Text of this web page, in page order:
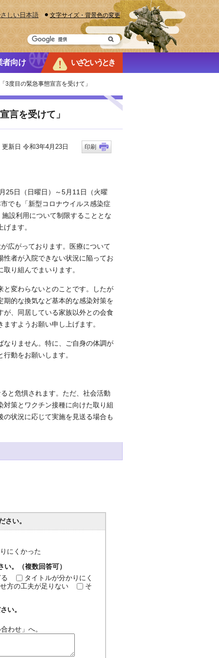
しい日本語 文字サイズ・背景色の変更
者向け いざというとき
度目の緊急事態宣言を受けて」
言を受けて」
新日 令和3年4月23日 印刷
25日（日曜日）～5月11日（火曜
でも「新型コロナウイルス感染症
設利用について制限することとな
ます。
広がっております。医療について
性者が入院できない状況に陥ってお
り組んでまいります。
と変わらないとのことです。したが
期的な換気など基本的な感染対策を
、同居している家族以外との会食
すようお願い申し上げます。
なりません。特に、ご自身の体調が
動をお願いします。
と危惧されます。ただ、社会活動
策とワクチン接種に向けた取り組
状況に応じて実施を見送る場合も
さい。
にくかった
。（複数回答可）
タイトルが分かりにく
方の工夫が足りない
そ
い。
わせ」へ。